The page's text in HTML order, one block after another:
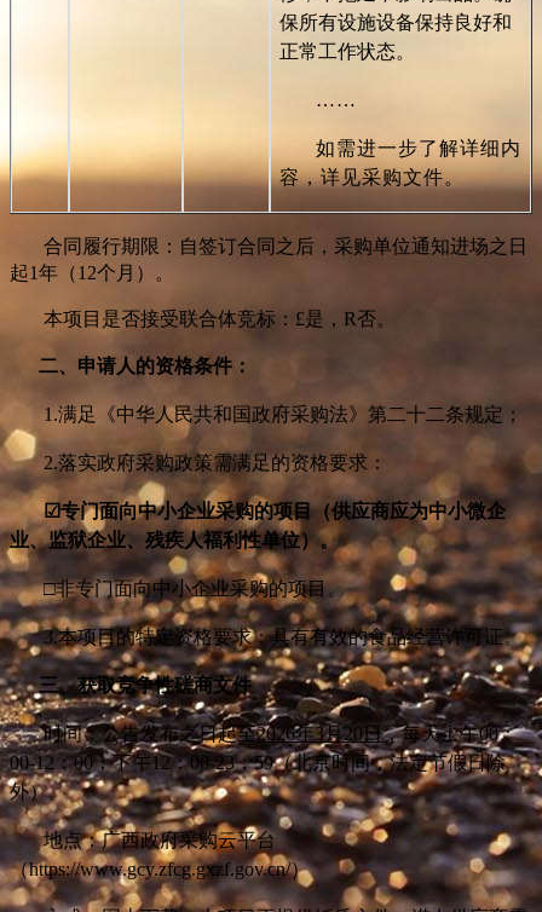
保所有设施设备保持良好和
正常工作状态。
……
如需进一步了解详细内
容，详见采购文件。
合同履行期限：自签订合同之后，采购单位通知进场之日
起1年（12个月）。
本项目是否接受联合体竞标： £是， R否。
二、申请人的资格条件：
1.满足《中华人民共和国政府采购法》第二十二条规定；
2.落实政府采购政策需满足的资格要求：
☑专门面向中小企业采购的项目（供应商应为中小微企
业、监狱企业、残疾人福利性单位）。
□非专门面向中小企业采购的项目。
3.本项目的特定资格要求：具有有效的食品经营许可证。
三、获取竞争性磋商文件
时间：公告发布之日起至2026年3月20日，每天上午00：
00-12：00；下午12：00 -23：59（北京时间，法定节假日除
外）。
地点：广西政府采购云平台
（https://www.gcy.zfcg.gxzf.gov.cn/）